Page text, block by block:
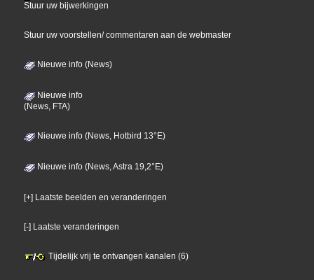
Stuur uw bijwerkingen
Stuur uw voorstellen/ commentaren aan de webmaster
Nieuwe info (News)
Nieuwe info
(News, FTA)
Nieuwe info (News, Hotbird 13°E)
Nieuwe info (News, Astra 19,2°E)
[+] Laatste beelden en veranderingen
[-] Laatste veranderingen
Tijdelijk vrij te ontvangen kanalen (6)